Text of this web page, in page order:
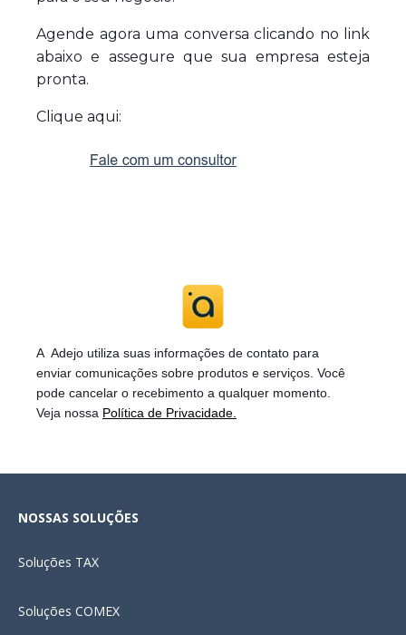
Agende agora uma conversa clicando no link
abaixo e assegure que sua empresa esteja
pronta.
Clique aqui:
A Adejo utiliza suas informações de contato para
enviar comunicações sobre produtos e serviços. Você
pode cancelar o recebimento a qualquer momento.
Veja nossa Política de Privacidade.
NOSSAS SOLUÇÕES
Soluções TAX
Soluções COMEX